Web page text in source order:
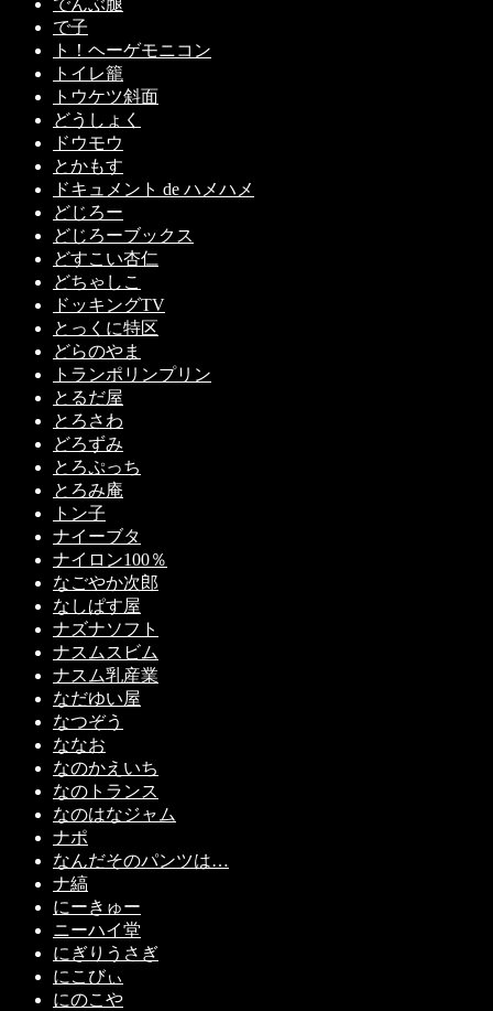
で子
ト！ヘーゲモニコン
トイレ籠
トウケツ斜面
どうしょく
ドウモウ
とかもす
ドキュメント de ハメハメ
どじろー
どじろーブックス
どすこい杏仁
どちゃしこ
ドッキングTV
とっくに特区
どらのやま
トランポリンプリン
とるだ屋
とろさわ
どろずみ
とろぷっち
とろみ庵
トン子
ナイーブタ
ナイロン100％
なごやか次郎
なしぱす屋
ナズナソフト
ナスムスビム
ナスム乳産業
なだゆい屋
なつぞう
ななお
なのかえいち
なのトランス
なのはなジャム
ナポ
なんだそのパンツは…
ナ縞
にーきゅー
ニーハイ堂
にぎりうさぎ
にこびぃ
にのこや